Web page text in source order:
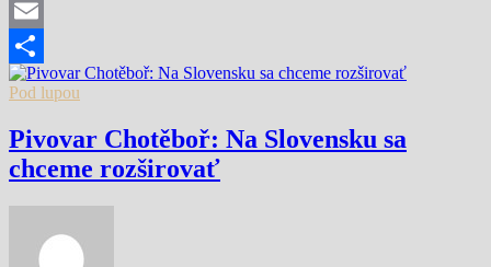
Mastodon
Email
Share
Pod lupou
Pivovar Chotěboř: Na Slovensku sa
chceme rozširovať